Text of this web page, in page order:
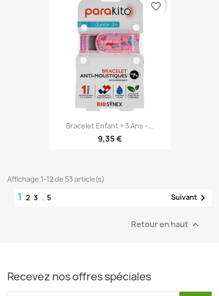
Bracelet Enfant + 3 Ans -...
9,35 €
favorite_border
Affichage 1-12 de 53 article(s)
1 2 3 … 5 Suivant 
Retour en haut 
Recevez nos offres spéciales